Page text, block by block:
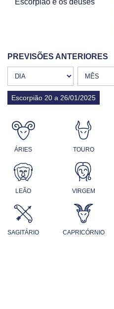
PREVISÕES ANTERIORES
Escorpião 20 a 26/01/2025
ÁRIES TOURO
LEÃO VIRGEM
SAGITÁRIO CAPRICÓRNIO